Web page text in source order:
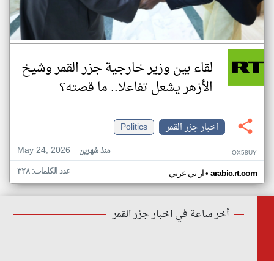
لقاء بين وزير خارجية جزر القمر وشيخ
الأزهر يشعل تفاعلا.. ما قصته؟
اخبار جزر القمر
Politics
May 24, 2026
منذ شهرين OX58UY
ار تي عربي• arabic.rt.com عدد الكلمات: ٣٢٨
أخر ساعة في اخبار جزر القمر